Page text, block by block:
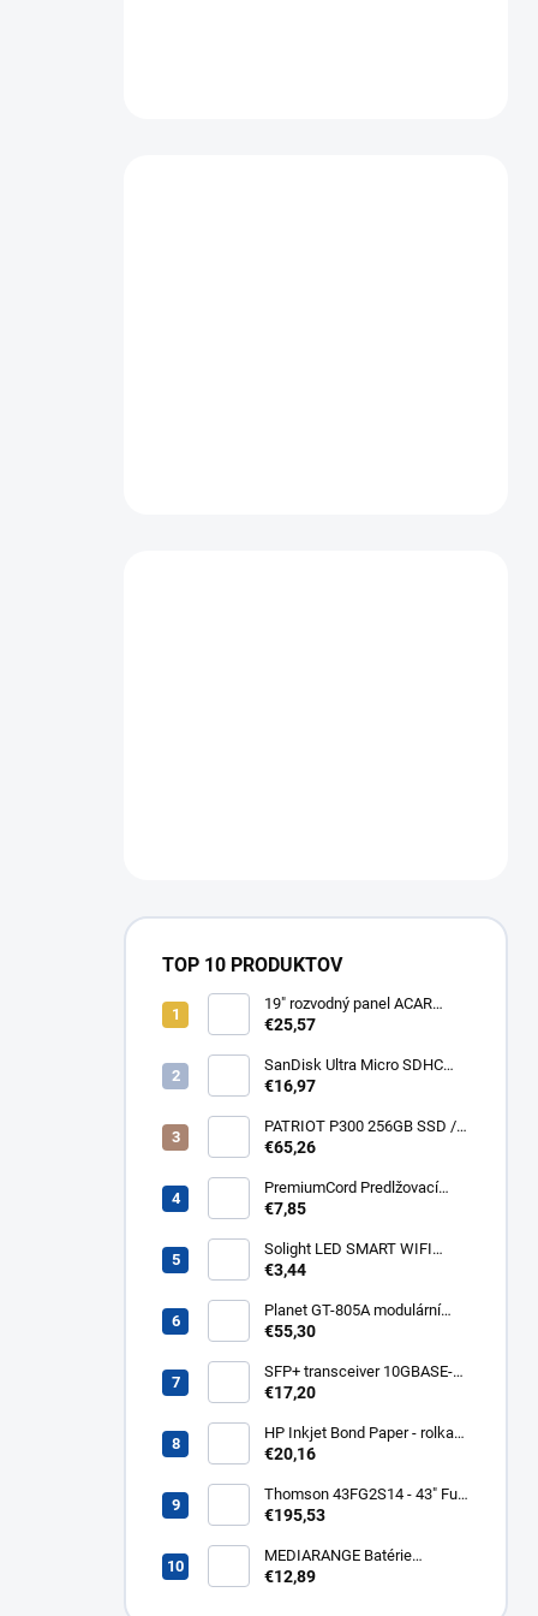
TOP 10 PRODUKTOV
19" rozvodný panel ACAR
8x230V, vypínač, indikátor
kabel 3m Acar S8 FA
€25,57
SanDisk Ultra Micro SDHC
32GB 120MB/s A1+ada
€16,97
PATRIOT P300 256GB SSD /
Interní / M.2 PCIe Gen3 x4
P300P256GM28
€65,26
PremiumCord Predlžovací
kábel - sieť 230V, IEC 320 C13
€7,85
Solight LED SMART WIFI
žiarovka, GU10, 5W, RGB,
€3,44
Planet GT-805A modulární
konvertor Gigabit
805A
€55,30
SFP+ transceiver 10GBASE-
SR/SW, multirate, MM, OM3-
850nm VCSEL, LC dup., DMI ,
DELL komp.. SFP-PLUS-SR-
€17,20
HP Inkjet Bond Paper - rolka
24'' Q1396A
€20,16
Thomson 43FG2S14 - 43" Full
HD, Google TV, LED, čierny
€195,53
MEDIARANGE Batérie
nabíjateľné AAA, USB-C, 4ks
€12,89